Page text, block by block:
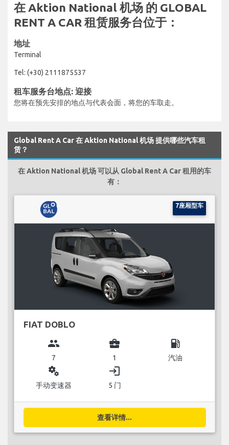
在 Aktion National 机场 的 GLOBAL
RENT A CAR 租赁服务台位于：
地址
Terminal
Tel: (+30) 2111875537
租车服务台地点: 迎接
您将在预先安排的地点与代表会面，将您的车取走。
Global Rent A Car 在 Aktion National 机场 提供哪些汽车租
赁？
在 Aktion National 机场 可以从 Global Rent A Car 租用的车
有：
7座厢型车
FIAT DOBLO
group
7
business_center
1
local_gas_station
汽油
miscellaneous_services
手动变速器
login
5 门
查看详情...